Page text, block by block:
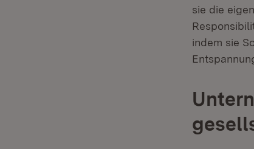
sie die
indem sie